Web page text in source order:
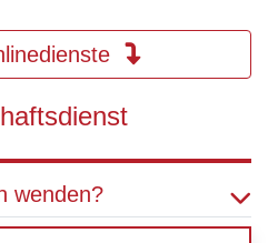
wenden?